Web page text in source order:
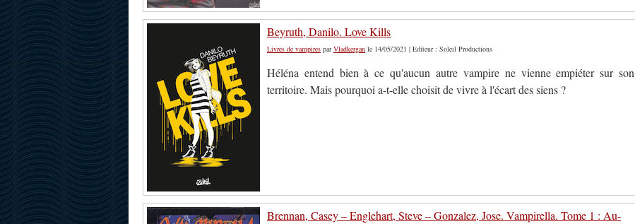
Beyruth, Danilo. Love Kills
Livres de vampires parVladkergan le 14/05/2021 | Editeur : Soleil Productions
Héléna entend bien à ce qu'aucun autre vampire ne vienne empiéter sur son
territoire. Mais pourquoi a-t-elle choisit de vivre à l'écart des siens ?
Brennan, Casey – Englehart, Steve – Gonzalez, Jose. Vampirella. Tome 1 : Au-